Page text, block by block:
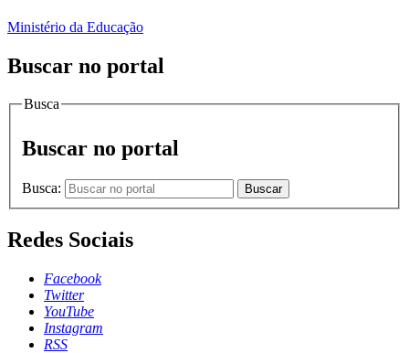
Ministério da Educação
Buscar no portal
Busca
Buscar no portal
Busca: Buscar
Redes Sociais
Facebook
Twitter
YouTube
Instagram
RSS